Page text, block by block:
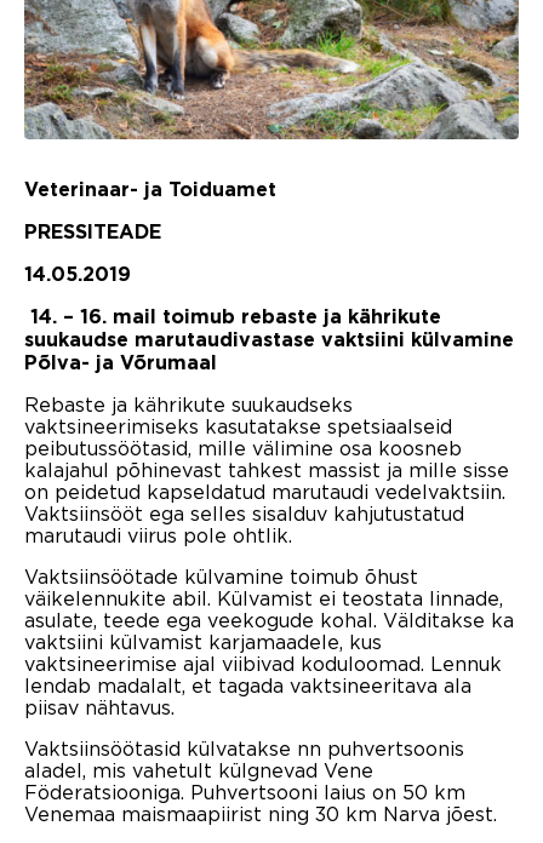
Veterinaar- ja Toiduamet
PRESSITEADE
14.05.2019
14. – 16. mail toimub rebaste ja kährikute
suukaudse marutaudivastase vaktsiini külvamine
Põlva- ja Võrumaal
Rebaste ja kährikute suukaudseks
vaktsineerimiseks kasutatakse spetsiaalseid
peibutussöötasid, mille välimine osa koosneb
kalajahul põhinevast tahkest massist ja mille sisse
on peidetud kapseldatud marutaudi vedelvaktsiin.
Vaktsiinsööt ega selles sisalduv kahjutustatud
marutaudi viirus pole ohtlik.
Vaktsiinsöötade külvamine toimub õhust
väikelennukite abil. Külvamist ei teostata linnade,
asulate, teede ega veekogude kohal. Välditakse ka
vaktsiini külvamist karjamaadele, kus
vaktsineerimise ajal viibivad koduloomad. Lennuk
lendab madalalt, et tagada vaktsineeritava ala
piisav nähtavus.
Vaktsiinsöötasid külvatakse nn puhvertsoonis
aladel, mis vahetult külgnevad Vene
Föderatsiooniga. Puhvertsooni laius on 50 km
Venemaa maismaapiirist ning 30 km Narva jõest.